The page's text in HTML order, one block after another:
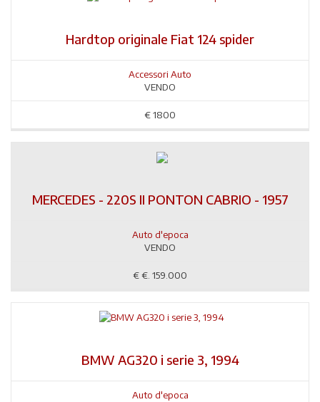
Hardtop originale Fiat 124 spider
Accessori Auto
VENDO
€1800
MERCEDES - 220S II PONTON CABRIO - 1957
Auto d'epoca
VENDO
€€. 159.000
BMW AG320 i serie 3, 1994
Auto d'epoca